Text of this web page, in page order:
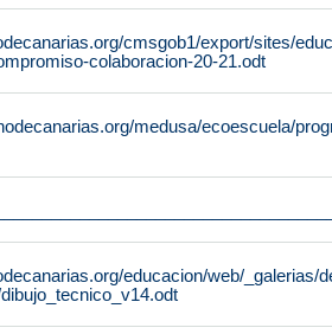
cmsgob1/export/sites/
colaboracion-20-21.odt
medusa/ecoescuela/
educacion/web/